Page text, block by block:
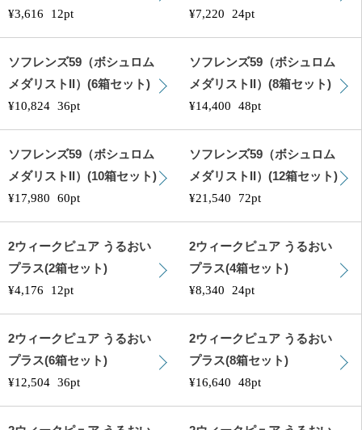
¥3,616
12pt
¥7,220
24pt
ソフレンズ59（ボシュロム
メダリストII）(6箱セット)
¥10,824 36pt
ソフレンズ59（ボシュロム
メダリストII）(8箱セット)
¥14,400 48pt
ソフレンズ59（ボシュロム
メダリストII）(10箱セット)
¥17,980 60pt
ソフレンズ59（ボシュロム
メダリストII）(12箱セット)
¥21,540
72pt
2ウィークピュア うるおい
プラス(2箱セット)
¥4,176
12pt
2ウィークピュア うるおい
プラス(4箱セット)
¥8,340
24pt
2ウィークピュア うるおい
プラス(6箱セット)
¥12,504 36pt
2ウィークピュア うるおい
プラス(8箱セット)
¥16,640 48pt